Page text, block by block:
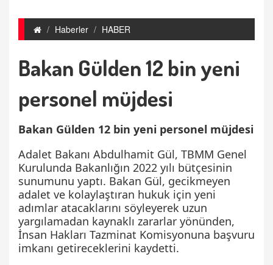
Haberler HABER
Bakan Gülden 12 bin yeni
personel müjdesi
Bakan Gülden 12 bin yeni personel müjdesi
Adalet Bakanı Abdulhamit Gül, TBMM Genel
Kurulunda Bakanlığın 2022 yılı bütçesinin
sunumunu yaptı. Bakan Gül, gecikmeyen
adalet ve kolaylaştıran hukuk için yeni
adımlar atacaklarını söyleyerek uzun
yargılamadan kaynaklı zararlar yönünden,
İnsan Hakları Tazminat Komisyonuna başvuru
imkanı getireceklerini kaydetti.